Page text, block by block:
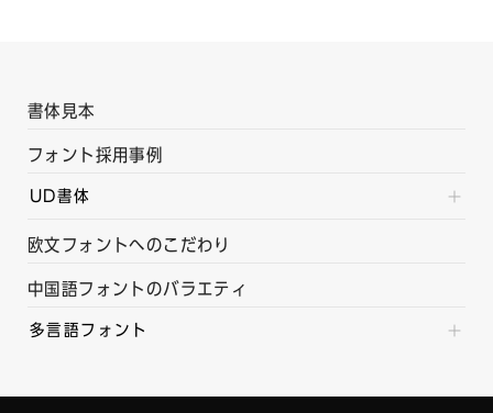
書体見本
フォント採用事例
UD書体
欧文フォントへのこだわり
中国語フォントのバラエティ
多言語フォント